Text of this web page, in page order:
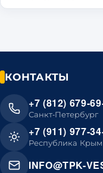
КОНТАКТЫ
+7 (812) 679-
Санкт-Петербург
+7 (911) 977-
Республика Крым
INFO@TPK-